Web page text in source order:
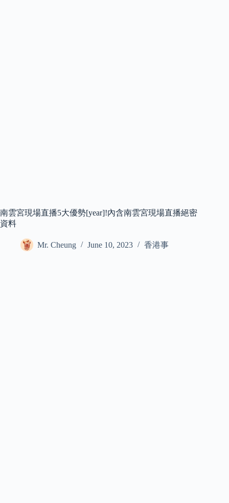
南雲宮現場直播5大優勢[year]!內含南雲宮現場直播絕密
資料
Mr. Cheung June 10, 2023 香港事